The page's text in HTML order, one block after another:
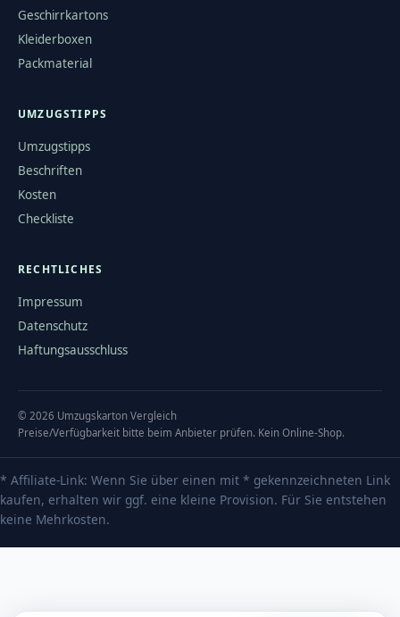
Geschirrkartons
Kleiderboxen
Packmaterial
UMZUGSTIPPS
Umzugstipps
Beschriften
Kosten
Checkliste
RECHTLICHES
Impressum
Datenschutz
Haftungsausschluss
© 2026 Umzugskarton Vergleich
Preise/Verfügbarkeit bitte beim Anbieter prüfen. Kein Online-Shop.
* Affiliate-Link: Wenn Sie über einen mit * gekennzeichneten Link
kaufen, erhalten wir ggf. eine kleine Provision. Für Sie entstehen
keine Mehrkosten.